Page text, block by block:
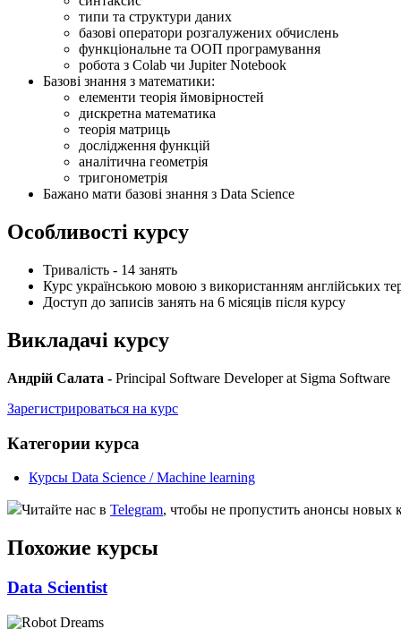
типи та структури даних
базові оператори розгалужених обчислень
функціональне та ООП програмування
робота з Colab чи Jupiter Notebook
Базові знання з математики:
елементи теорія ймовірностей
дискретна математика
теорія матриць
дослідження функцій
аналітична геометрія
тригонометрія
Бажано мати базові знання з Data Science
Особливості курсу
Тривалість - 14 занять
Курс українською мовою з використанням англійських
Доступ до записів занять на 6 місяців після курсу
Викладачі курсу
Андрій Салата - Principal Software Developer at Sigma Software
Зарегистрироваться на курс
Категории курса
Курсы Data Science / Machine learning
Читайте нас в Telegram, чтобы не пропустить анонсы новых
Похожие курсы
Data Scientist